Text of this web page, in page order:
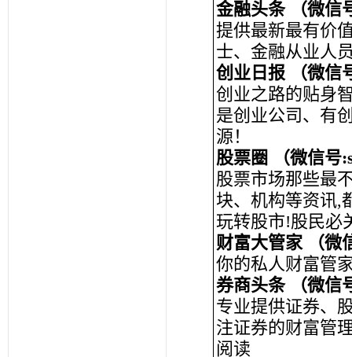
金融头条 （微信
提供最新最有价
士、金融从业人
创业日报 （微信
创业之路的贴身
是创业公司、有
源！
股票圈 （微信号
股票市场那些最
块、机构等资讯,
玩转股市!股民必
财富大管家 （微
你的私人财富管
券商头条 （微信
专业提供证券、
注证券的财富管
阅读